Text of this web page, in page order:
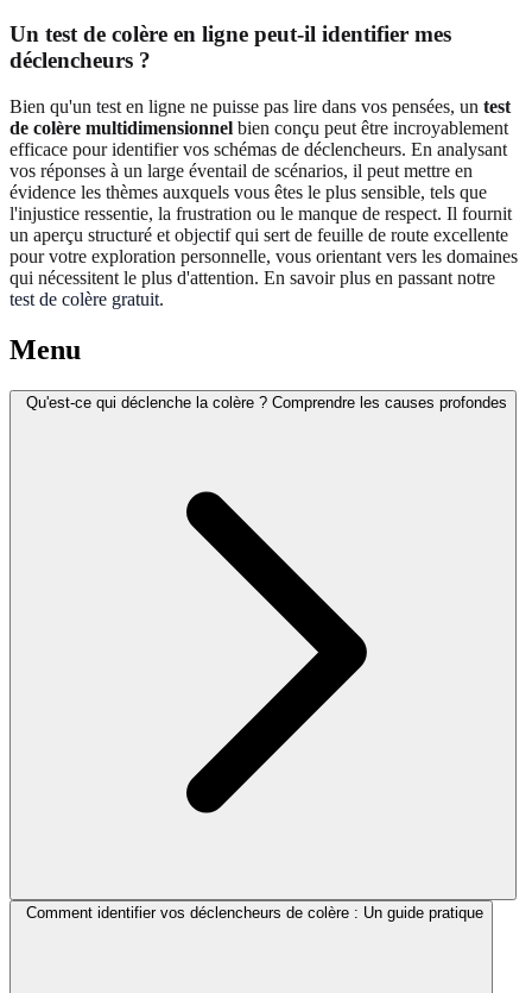
Un test de colère en ligne peut-il identifier mes
déclencheurs ?
Bien qu'un test en ligne ne puisse pas lire dans vos pensées, un test
de colère multidimensionnel bien conçu peut être incroyablement
efficace pour identifier vos schémas de déclencheurs. En analysant
vos réponses à un large éventail de scénarios, il peut mettre en
évidence les thèmes auxquels vous êtes le plus sensible, tels que
l'injustice ressentie, la frustration ou le manque de respect. Il fournit
un aperçu structuré et objectif qui sert de feuille de route excellente
pour votre exploration personnelle, vous orientant vers les domaines
qui nécessitent le plus d'attention. En savoir plus en passant notre
test de colère gratuit.
Menu
Qu'est-ce qui déclenche la colère ? Comprendre les causes profondes
Comment identifier vos déclencheurs de colère : Un guide pratique